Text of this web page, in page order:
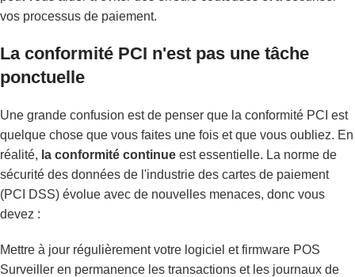
vos processus de paiement.
La conformité PCI n'est pas une tâche
ponctuelle
Une grande confusion est de penser que la conformité PCI est
quelque chose que vous faites une fois et que vous oubliez. En
réalité, la conformité continue est essentielle. La norme de
sécurité des données de l'industrie des cartes de paiement
(PCI DSS) évolue avec de nouvelles menaces, donc vous
devez :
Mettre à jour régulièrement votre logiciel et firmware POS
Surveiller en permanence les transactions et les journaux de